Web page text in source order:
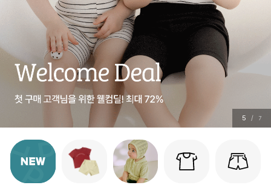
6 / 7